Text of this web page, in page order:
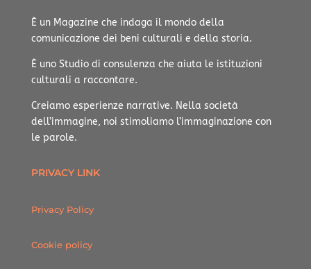
È un Magazine che indaga il mondo della
comunicazione dei beni culturali e della storia.
È uno Studio di consulenza che aiuta le istituzioni
culturali a raccontare.
Creiamo esperienze narrative. Nella società
dell’immagine, noi stimoliamo l’immaginazione con
le parole.
PRIVACY LINK
Privacy Policy
Cookie policy